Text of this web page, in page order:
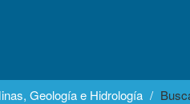
Geología e Hidrología